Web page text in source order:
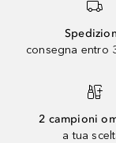
consegna entro
2 campioni
a tua